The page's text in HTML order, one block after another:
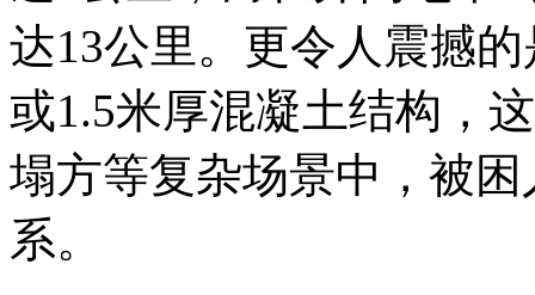
达13公里。更令人震撼
或1.5米厚混凝土结构，
塌方等复杂场景中，被
系。